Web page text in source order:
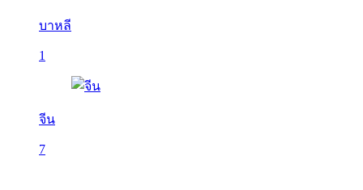
บาหลี
1
จีน
7